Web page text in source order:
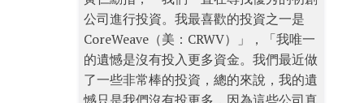
公司進行投資。我最喜歡的投資之一是
CoreWeave（美：CRWV）」，「我唯一
的遺憾是沒有投入更多資金。我們最近做
了一些非常棒的投資，總的來說，我的遺